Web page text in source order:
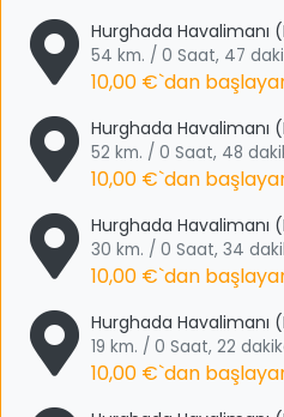
Hurghada Havalimanı
54 km. / 0 Saat, 47
10,00 €`dan
Hurghada Havalimanı
52 km. / 0 Saat, 48
10,00 €`dan
Hurghada Havalimanı
30 km. / 0 Saat, 34
10,00 €`dan
Hurghada Havalimanı
19 km. / 0 Saat, 22
10,00 €`dan